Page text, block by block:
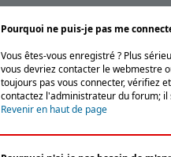
Pourquoi ne puis-je pas me
Vous êtes-vous enregistré ? Plus
vous devriez contacter le webmestre
toujours pas vous connecter, vérifiez
contactez l'administrateur du forum;
Revenir en haut de page